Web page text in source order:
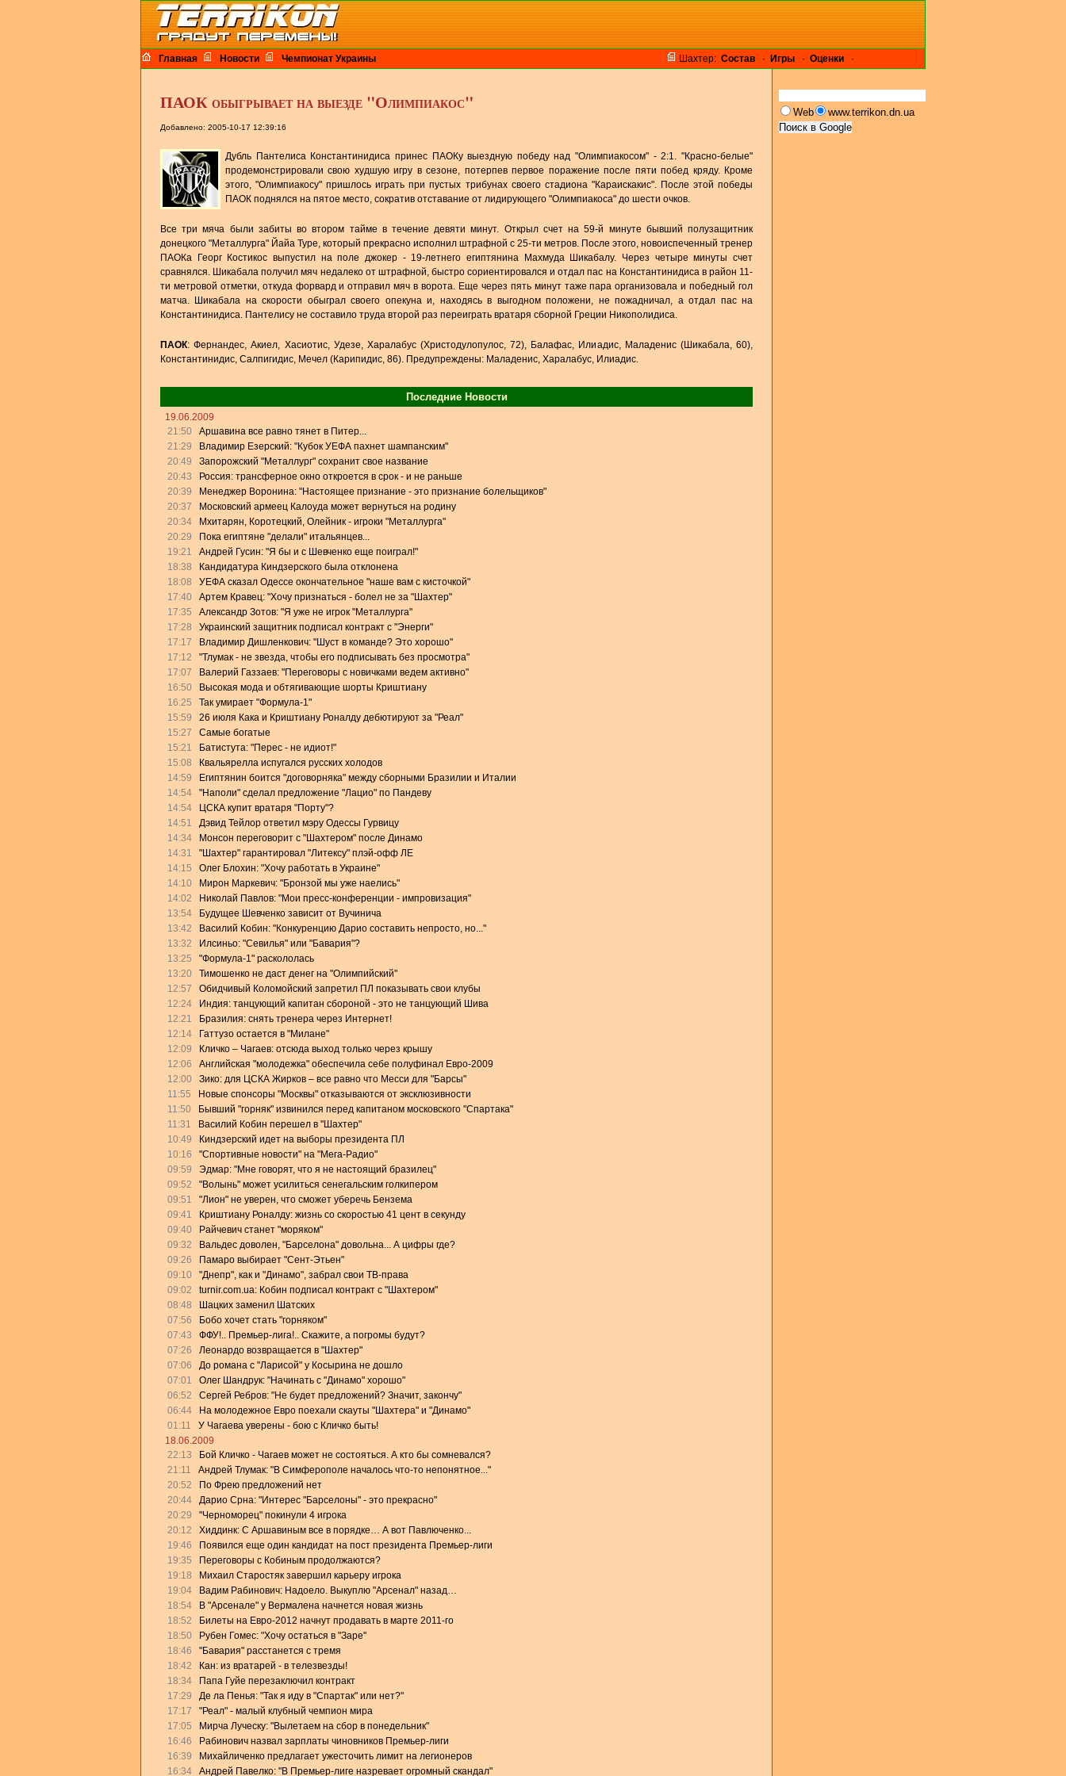
Главная Новости Чемпионат Украины Шахтер: Cостав · Игры · Оценки ·
ПАОК обыгрывает на выезде "Олимпиакос"
Добавлено: 2005-10-17 12:39:16
Дубль Пантелиса Константинидиса принес ПАОКу выездную победу над "Олимпиакосом" - 2:1. "Красно-белые"
продемонстрировали свою худшую игру в сезоне, потерпев первое поражение после пяти побед кряду. Кроме
этого, "Олимпиакосу" пришлось играть при пустых трибунах своего стадиона "Караискакис". После этой победы
ПАОК поднялся на пятое место, сократив отставание от лидирующего "Олимпиакоса" до шести очков.
Все три мяча были забиты во втором тайме в течение девяти минут. Открыл счет на 59-й минуте бывший полузащитник
донецкого "Металлурга" Йайа Туре, который прекрасно исполнил штрафной с 25-ти метров. После этого, новоиспеченный тренер
ПАОКа Георг Костикос выпустил на поле джокер - 19-летнего египтянина Махмуда Шикабалу. Через четыре минуты счет
сравнялся. Шикабала получил мяч недалеко от штрафной, быстро сориентировался и отдал пас на Константинидиса в район 11-
ти метровой отметки, откуда форвард и отправил мяч в ворота. Еще через пять минут таже пара организовала и победный гол
матча. Шикабала на скорости обыграл своего опекуна и, находясь в выгодном положени, не пожадничал, а отдал пас на
Константинидиса. Пантелису не составило труда второй раз переиграть вратаря сборной Греции Никополидиса.
ПАОК: Фернандес, Акиел, Хасиотис, Удезе, Харалабус (Христодулопулос, 72), Балафас, Илиадис, Маладенис (Шикабала, 60),
Константинидис, Салпигидис, Мечел (Карипидис, 86). Предупреждены: Маладенис, Харалабус, Илиадис.
Последние Новости
19.06.2009
21:50
Аршавина все равно тянет в Питер...
21:29
Владимир Езерский: "Кубок УЕФА пахнет шампанским"
20:49
Запорожский "Металлург" сохранит свое название
20:43
Россия: трансферное окно откроется в срок - и не раньше
20:39
Менеджер Воронина: "Настоящее признание - это признание болельщиков"
20:37
Московский армеец Калоуда может вернуться на родину
20:34
Мхитарян, Коротецкий, Олейник - игроки "Металлурга"
20:29
Пока египтяне "делали" итальянцев...
19:21
Андрей Гусин: "Я бы и с Шевченко еще поиграл!"
18:38
Кандидатура Киндзерского была отклонена
18:08
УЕФА сказал Одессе окончательное "наше вам с кисточкой"
17:40
Артем Кравец: "Хочу признаться - болел не за "Шахтер"
17:35
Александр Зотов: "Я уже не игрок "Металлурга"
17:28
Украинский защитник подписал контракт с "Энерги"
17:17
Владимир Дишленкович: "Шуст в команде? Это хорошо"
17:12
"Тлумак - не звезда, чтобы его подписывать без просмотра"
17:07
Валерий Газзаев: "Переговоры с новичками ведем активно"
16:50
Высокая мода и обтягивающие шорты Криштиану
16:25
Так умирает "Формула-1"
15:59
26 июля Кака и Криштиану Роналду дебютируют за "Реал"
15:27
Самые богатые
15:21
Батистута: "Перес - не идиот!"
15:08
Квальярелла испугался русских холодов
14:59
Египтянин боится "договорняка" между сборными Бразилии и Италии
14:54
"Наполи" сделал предложение "Лацио" по Пандеву
14:54
ЦСКА купит вратаря "Порту"?
14:51
Дэвид Тейлор ответил мэру Одессы Гурвицу
14:34
Монсон переговорит с "Шахтером" после Динамо
14:31
"Шахтер" гарантировал "Литексу" плэй-офф ЛЕ
14:15
Олег Блохин: "Хочу работать в Украине"
14:10
Мирон Маркевич: "Бронзой мы уже наелись"
14:02
Николай Павлов: "Мои пресс-конференции - импровизация"
13:54
Будущее Шевченко зависит от Вучинича
13:42
Василий Кобин: "Конкуренцию Дарио составить непросто, но..."
13:32
Илсиньо: "Севилья" или "Бавария"?
13:25
"Формула-1" раскололась
13:20
Тимошенко не даст денег на "Олимпийский"
12:57
Обидчивый Коломойский запретил ПЛ показывать свои клубы
12:24
Индия: танцующий капитан сбороной - это не танцующий Шива
12:21
Бразилия: снять тренера через Интернет!
12:14
Гаттузо остается в "Милане"
12:09
Кличко – Чагаев: отсюда выход только через крышу
12:06
Английская "молодежка" обеспечила себе полуфинал Евро-2009
12:00
Зико: для ЦСКА Жирков – все равно что Месси для "Барсы"
11:55
Новые спонсоры "Москвы" отказываются от эксклюзивности
11:50
Бывший "горняк" извинился перед капитаном московского "Спартака"
11:31
Василий Кобин перешел в "Шахтер"
10:49
Киндзерский идет на выборы президента ПЛ
10:16
"Спортивные новости" на "Мега-Радио"
09:59
Эдмар: "Мне говорят, что я не настоящий бразилец"
09:52
"Волынь" может усилиться сенегальским голкипером
09:51
"Лион" не уверен, что сможет уберечь Бензема
09:41
Криштиану Роналду: жизнь со скоростью 41 цент в секунду
09:40
Райчевич станет "моряком"
09:32
Вальдес доволен, "Барселона" довольна... А цифры где?
09:26
Памаро выбирает "Сент-Этьен"
09:10
"Днепр", как и "Динамо", забрал свои ТВ-права
09:02
turnir.com.ua: Кобин подписал контракт с "Шахтером"
08:48
Шацких заменил Шатских
07:56
Бобо хочет стать "горняком"
07:43
ФФУ!.. Премьер-лига!.. Скажите, а погромы будут?
07:26
Леонардо возвращается в "Шахтер"
07:06
До романа с "Ларисой" у Косырина не дошло
07:01
Олег Шандрук: "Начинать с "Динамо" хорошо"
06:52
Сергей Ребров: "Не будет предложений? Значит, закончу"
06:44
На молодежное Евро поехали скауты "Шахтера" и "Динамо"
01:11
У Чагаева уверены - бою с Кличко быть!
18.06.2009
22:13
Бой Кличко - Чагаев может не состояться. А кто бы сомневался?
21:11
Андрей Тлумак: "В Симферополе началось что-то непонятное..."
20:52
По Фрею предложений нет
20:44
Дарио Срна: "Интерес "Барселоны" - это прекрасно"
20:29
"Черноморец" покинули 4 игрока
20:12
Хиддинк: С Аршавиным все в порядке… А вот Павлюченко...
19:46
Появился еще один кандидат на пост президента Премьер-лиги
19:35
Переговоры с Кобиным продолжаются?
19:18
Михаил Старостяк завершил карьеру игрока
19:04
Вадим Рабинович: Надоело. Выкуплю "Арсенал" назад…
18:54
В "Арсенале" у Вермалена начнется новая жизнь
18:52
Билеты на Евро-2012 начнут продавать в марте 2011-го
18:50
Рубен Гомес: "Хочу остаться в "Заре"
18:46
"Бавария" расстанется с тремя
18:42
Кан: из вратарей - в телезвезды!
18:34
Папа Гуйе перезаключил контракт
17:29
Де ла Пенья: "Так я иду в "Спартак" или нет?"
17:17
"Реал" - малый клубный чемпион мира
17:05
Мирча Луческу: "Вылетаем на сбор в понедельник"
16:46
Рабинович назвал зарплаты чиновников Премьер-лиги
16:39
Михайличенко предлагает ужесточить лимит на легионеров
16:34
Андрей Павелко: "В Премьер-лиге назревает огромный скандал"
Web www.terrikon.dn.ua